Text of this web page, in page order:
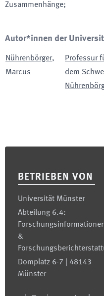
Zusammenhänge;
Autor*innen der
Nührenbörger,
Marcus
Professur
dem
BETRIEBEN VON
Universität Münster
Abteilung 6.4:
&
Domplatz 6-7 | 48143
Münster